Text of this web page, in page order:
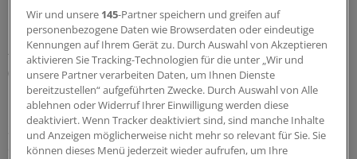
Rückenschmerzen.
- Bei anderennicht tumorbedingten Schmerzen
(sekundäre Kopfschmerzen; chronische Schmerzen bei
Gehirnläsionen; chronische Schmerzen bei manifester
Osteoporose) kann eine Therapie mit opioidhaltigen
Schmerzmitteln als individueller Therapieversuch
erfolgen.
Wir und unsere 145-Partner speichern und greifen auf
personenbezogene Daten wie Browserdaten oder eindeutige
Kennungen auf Ihrem Gerät zu. Durch Auswahl von Akzeptieren
aktivieren Sie Tracking-Technologien für die unter „Wir und
unsere Partner verarbeiten Daten, um Ihnen Dienste
bereitzustellen“ aufgeführten Zwecke. Durch Auswahl von Alle
ablehnen oder Widerruf Ihrer Einwilligung werden diese
deaktiviert. Wenn Tracker deaktiviert sind, sind manche Inhalte
und Anzeigen möglicherweise nicht mehr so relevant für Sie. Sie
können dieses Menü jederzeit wieder aufrufen, um Ihre